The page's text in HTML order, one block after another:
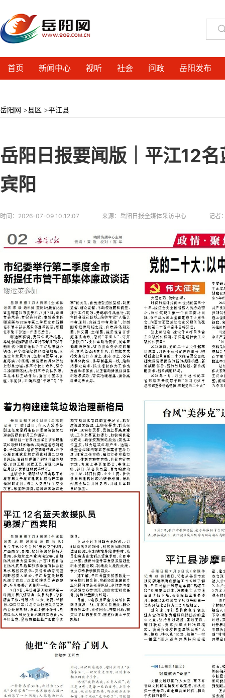
首页 新闻中心 视听 社会 问政 岳阳发布
岳阳网 >县区 >平江县
岳阳日报要闻版｜平江12
宾阳
时间： 2026-07-09 10:12:07 来源： 岳阳日报全媒体采访中心 记者